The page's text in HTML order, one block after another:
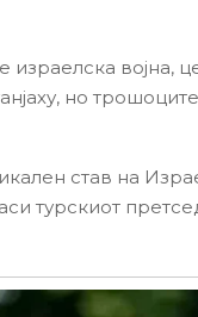
војна,
но
став на
турскиот